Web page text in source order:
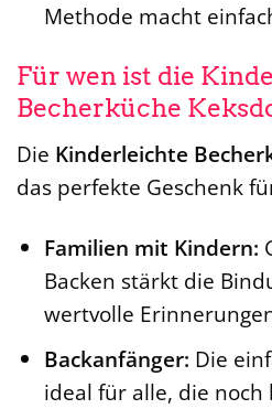
Methode macht
Für wen ist die
Becherküche
Die Kinderleichte
das perfekte Geschenk
Familien mit Kindern:
Backen stärkt die
wertvolle
Backanfänger: Die
ideal für alle, die